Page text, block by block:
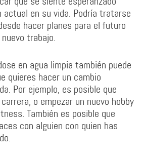
actual en su vida. Podría tratarse
hacer planes para el futuro
trabajo.
en agua limpia también puede
quieres hacer un cambio
Por ejemplo, es posible que
o empezar un nuevo hobby
También es posible que
con alguien con quien has